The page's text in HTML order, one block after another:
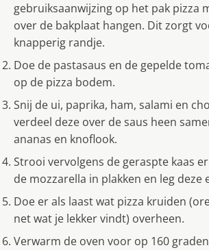
gebruiksaanwijzing op het pak pizza
over de bakplaat hangen. Dit zorgt
knapperig randje.
Doe de pastasaus en de gepelde
op de pizza bodem.
Snij de ui, paprika, ham, salami en
verdeel deze over de saus heen
ananas en knoflook.
Strooi vervolgens de geraspte kaas
de mozzarella in plakken en leg deze
Doe er als laast wat pizza kruiden
net wat je lekker vindt) overheen.
Verwarm de oven voor op 160